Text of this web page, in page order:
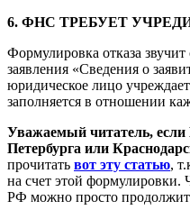
6. ФНС ТРЕБУЕТ
Формулировка отказа
заявления «Сведения о
юридическое лицо
заполняется в отношении
Уважаемый читатель,
Петербурга или
прочитать вот эту статью,
на счет этой формулировки.
РФ можно просто